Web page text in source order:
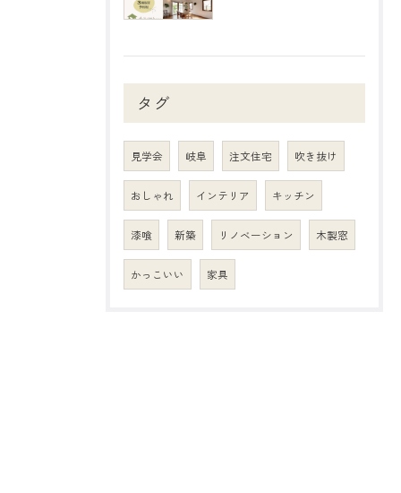
タグ
見学会 岐阜 注文住宅 吹き抜け
おしゃれ インテリア キッチン
漆喰 新築 リノベーション 木製窓
かっこいい 家具